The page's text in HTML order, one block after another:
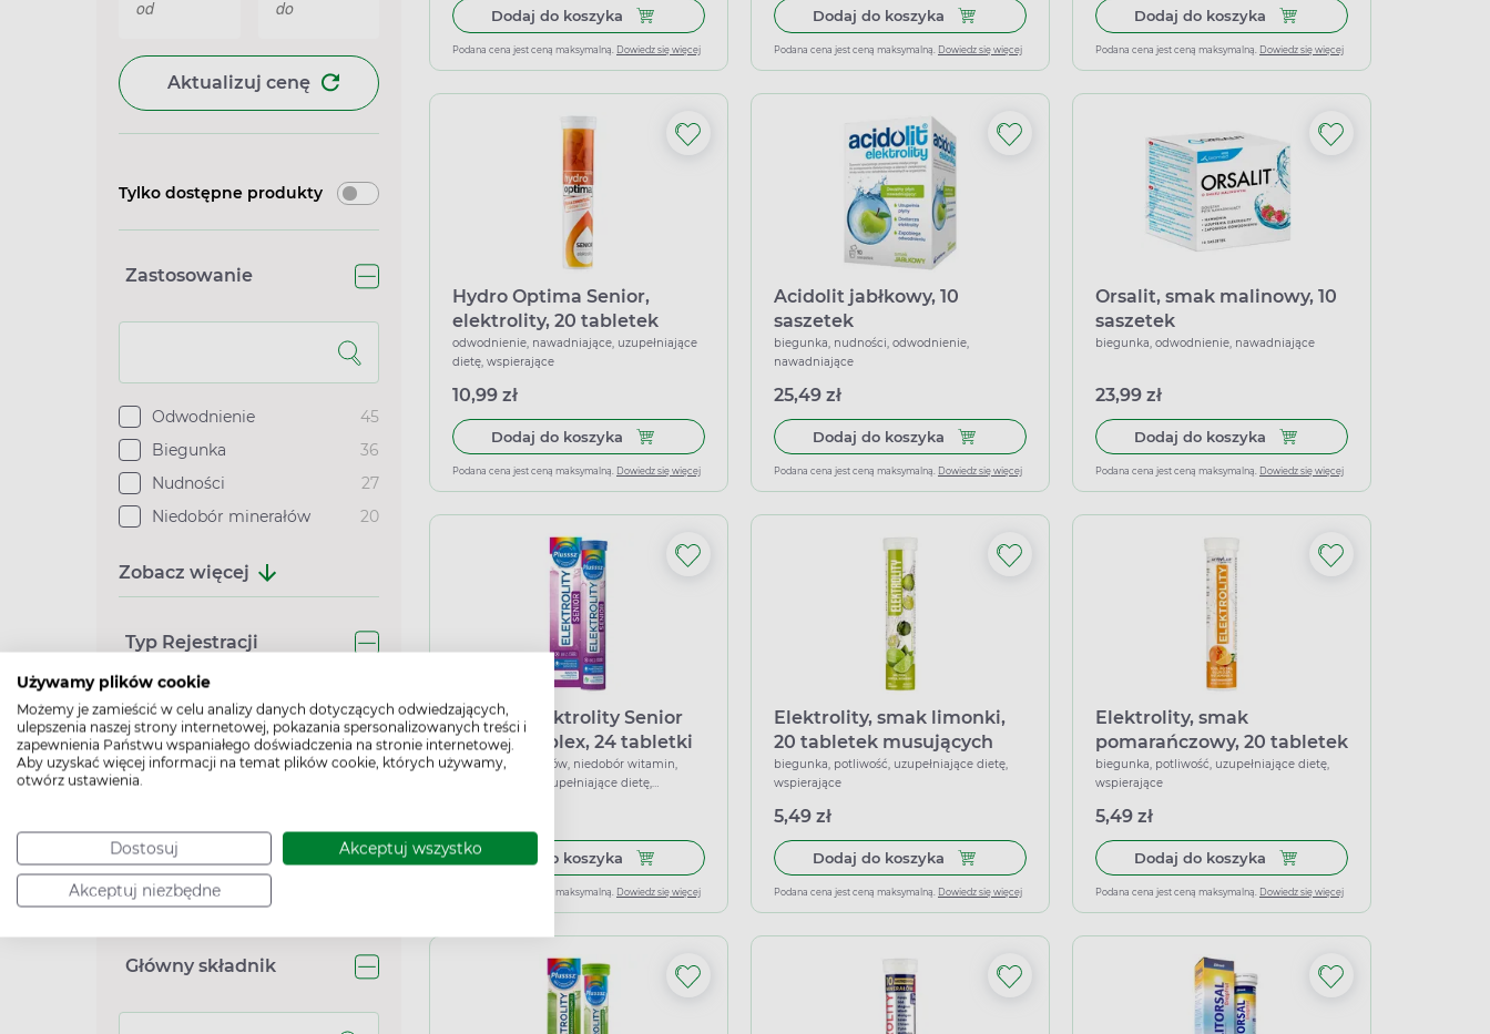
Używamy plików cookie
Możemy je zamieścić w celu analizy danych dotyczących odwiedzających,
ulepszenia naszej strony internetowej, pokazania spersonalizowanych treści i
zapewnienia Państwu wspaniałego doświadczenia na stronie internetowej.
Aby uzyskać więcej informacji na temat plików cookie, których używamy,
otwórz ustawienia.
Dostosuj Akceptuj wszystko
Akceptuj niezbędne
Aktualizuj cenę
Tylko dostępne produkty
Zastosowanie
Odwodnienie
45
Biegunka
36
Nudności
27
Niedobór minerałów
20
Zobacz więcej
Typ Rejestracji
Suplement diety
Żywność specjalnego
przeznaczenia
medycznego
17
Wyrób medyczny
Zobacz więcej
Główny składnik
Dodaj do koszyka Dodaj do koszyka Orsalit dla dorosłych, 10 saszetek
Podana cena jest ceną maksymalną. Dowiedz się więcej
Dodaj do koszyka Dodaj do koszyka Elektrolity APTEO o smaku cytrynowym, 20 tabletek
Podana cena jest ceną maksymalną. Dowiedz się więcej
Dodaj do koszyka Dodaj do koszyka Plusssz
Podana cena jest ceną maksymalną. Dowiedz się więcej
Hydro Optima Senior,
elektrolity, 20 tabletek
musujących
odwodnienie, nawadniające, uzupełniające
dietę, wspierające
10,99 zł
Dodaj do koszyka Dodaj do koszyka Hydro Optima Senior, elektrolity, 20 tabletek musujących
Podana cena jest ceną maksymalną. Dowiedz się więcej
Acidolit jabłkowy, 10
saszetek
biegunka, nudności, odwodnienie,
nawadniające
25,49 zł
Dodaj do koszyka Dodaj do koszyka Acidolit jabłkowy, 10 saszetek
Podana cena jest ceną maksymalną. Dowiedz się więcej
Orsalit, smak malinowy, 10
saszetek
biegunka, odwodnienie, nawadniające
23,99 zł
Dodaj do koszyka Dodaj do koszyka Orsalit,
Podana cena jest ceną maksymalną. Dowiedz się więcej
Plusssz Elektrolity Senior
100% Complex, 24 tabletki
musujące
niedobór minerałów, niedobór witamin,
nawadniające, uzupełniające dietę,
Dodaj do koszyka Dodaj do koszyka Plusssz Elektrolity Senior 100% Complex, 24 tabletki musujące
Podana cena jest ceną maksymalną. Dowiedz się więcej
Elektrolity, smak limonki,
20 tabletek musujących
biegunka, potliwość, uzupełniające dietę,
wspierające
5,49 zł
Dodaj do koszyka Dodaj do koszyka Elektrolity, smak limonki, 20 tabletek musujących
Podana cena jest ceną maksymalną. Dowiedz się więcej
Elektrolity, smak
pomarańczowy, 20 tabletek
musujących
biegunka, potliwość, uzupełniające dietę,
wspierające
5,49 zł
Dodaj do koszyka Dodaj do koszyka
Podana cena jest ceną maksymalną. Dowiedz się więcej